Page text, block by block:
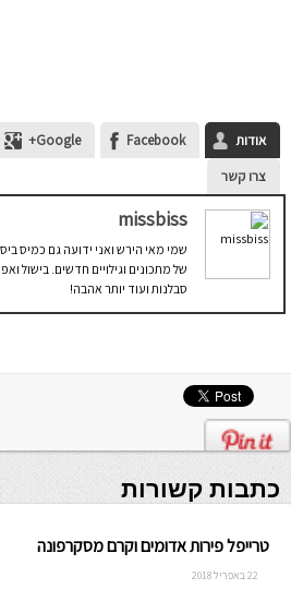
אודות Facebook
Google+
צרו קשר
missbiss
שמי מאי הירש ואני ידועה גם כמיס
של מתכונים וגילויים חדשים. בישול
סבלנות ועוד יותר אהבה!
כתבות קשורות
טרייפל פירות אדומים וקרם מסקרפונה
22 באפריל 2018